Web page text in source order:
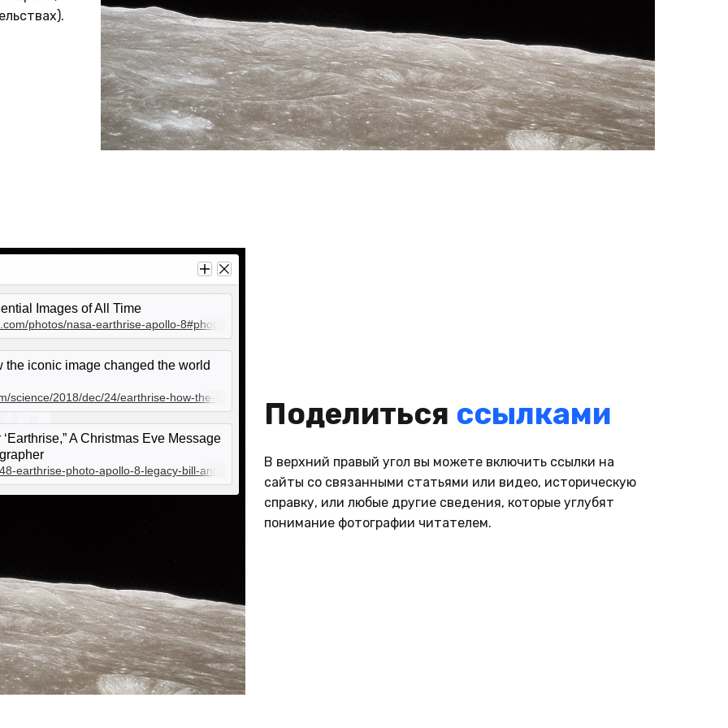
windows. “Oh, my God! Look at that picture over there!
Here’s the Earth coming up. Wow, is that pretty!”
Anders exclaimed, before photographing it, first in
black and white, and then again in color. “We set out to
explore the moon and instead discovered the Earth,”
he later wrote.nnEarthrise, as the photograph was
called, was placed on a U.S. postage stamp and is
credited with inspiring Earth Day, celebrated for the first
time by millions on April 22, 1970, sixteen months after
Anders made the image.
Apollo 8, on Christmas Eve, December 24, 1968. It was
the first time that earthlings were able to see their
fragile planet hovering in space in full color, and is
widely credited for sparking the environmental
movement.
Credit:William Anders
License:Public Domain
Поделиться ссылками
В верхний правый угол вы можете включить ссылки на
сайты со связанными статьями или видео, историческую
справку, или любые другие сведения, которые углубят
понимание фотографии читателем.
Images of All Time
photos/nasa-earthrise-apollo-8#photograph
the iconic image changed the world
science/2018/dec/24/earthrise-how-the-iconic-image-changed-the-world
A Christmas Eve Message
earthrise-photo-apollo-8-legacy-bill-anders.html
to
earthlings were able to see their
in space in full color, and is
sparking the environmental
Domain